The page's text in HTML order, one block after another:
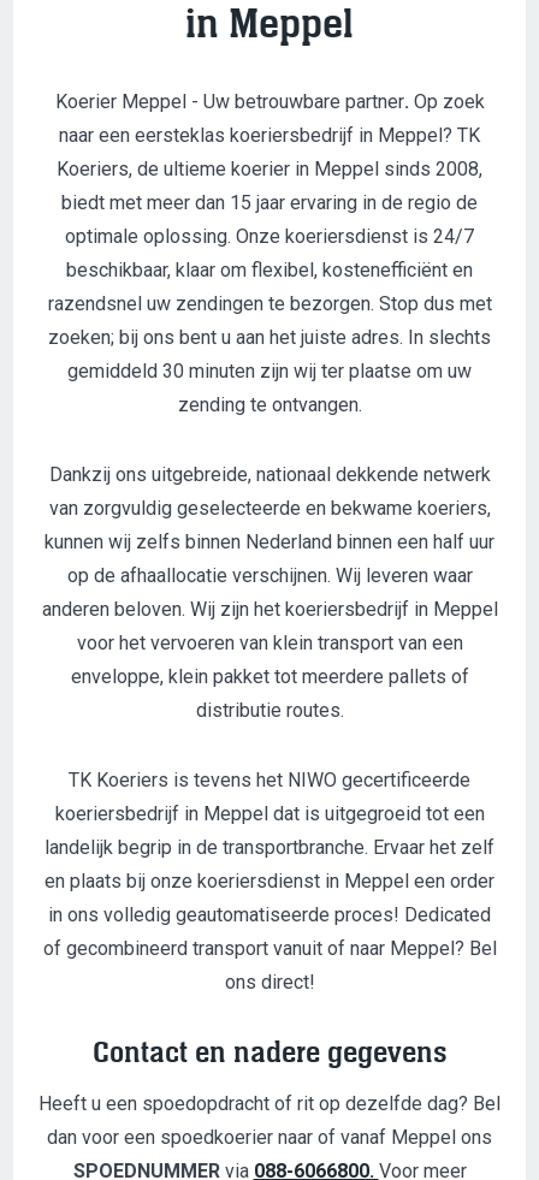
in Meppel
Koerier Meppel - Uw betrouwbare partner. Op zoek
naar een eersteklas koeriersbedrijf in Meppel? TK
Koeriers, de ultieme koerier in Meppel sinds 2008,
biedt met meer dan 15 jaar ervaring in de regio de
optimale oplossing. Onze koeriersdienst is 24/7
beschikbaar, klaar om flexibel, kostenefficiënt en
razendsnel uw zendingen te bezorgen. Stop dus met
zoeken; bij ons bent u aan het juiste adres. In slechts
gemiddeld 30 minuten zijn wij ter plaatse om uw
zending te ontvangen.
Dankzij ons uitgebreide, nationaal dekkende netwerk
van zorgvuldig geselecteerde en bekwame koeriers,
kunnen wij zelfs binnen Nederland binnen een half uur
op de afhaallocatie verschijnen. Wij leveren waar
anderen beloven. Wij zijn het koeriersbedrijf in Meppel
voor het vervoeren van klein transport van een
enveloppe, klein pakket tot meerdere pallets of
distributie routes.
TK Koeriers is tevens het NIWO gecertificeerde
koeriersbedrijf in Meppel dat is uitgegroeid tot een
landelijk begrip in de transportbranche. Ervaar het zelf
en plaats bij onze koeriersdienst in Meppel een order
in ons volledig geautomatiseerde proces! Dedicated
of gecombineerd transport vanuit of naar Meppel? Bel
ons direct!
Contact en nadere gegevens
Heeft u een spoedopdracht of rit op dezelfde dag? Bel
dan voor een spoedkoerier naar of vanaf Meppel ons
SPOEDNUMMERvia 088-6066800. Voor meer